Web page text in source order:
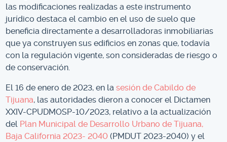
las modificaciones realizadas a este instrumento
jurídico destaca el cambio en el uso de suelo que
beneficia directamente a desarrolladoras inmobiliarias
que ya construyen sus edificios en zonas que, todavía
con la regulación vigente, son consideradas de riesgo o
de conservación.
El 16 de enero de 2023, en lasesión de Cabildo de
Tijuana, las autoridades dieron a conocer el Dictamen
XXIV-CPUDMOSP-10/2023, relativo a la actualización
del Plan Municipal de Desarrollo Urbano de Tijuana,
Baja California 2023- 2040 (PMDUT 2023-2040) y el